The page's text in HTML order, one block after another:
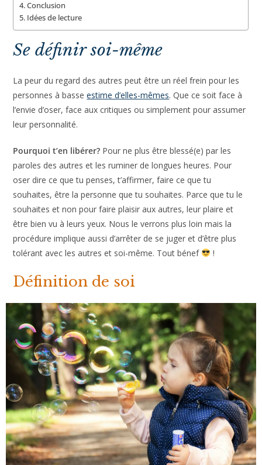
Conclusion
Idées de lecture
Se définir soi-même
La peur du regard des autres peut être un réel frein pour les
personnes à basseestime d’elles-mêmes. Que ce soit face à
l’envie d’oser, face aux critiques ou simplement pour assumer
leur personnalité.
Pourquoi t’en libérer? Pour ne plus être blessé(e) par les
paroles des autres et les ruminer de longues heures. Pour
oser dire ce que tu penses, t’affirmer, faire ce que tu
souhaites, être la personne que tu souhaites. Parce que tu le
souhaites et non pour faire plaisir aux autres, leur plaire et
être bien vu à leurs yeux. Nous le verrons plus loin mais la
procédure implique aussi d’arrêter de se juger et d’être plus
tolérant avec les autres et soi-même. Tout bénef
!
Définition de soi